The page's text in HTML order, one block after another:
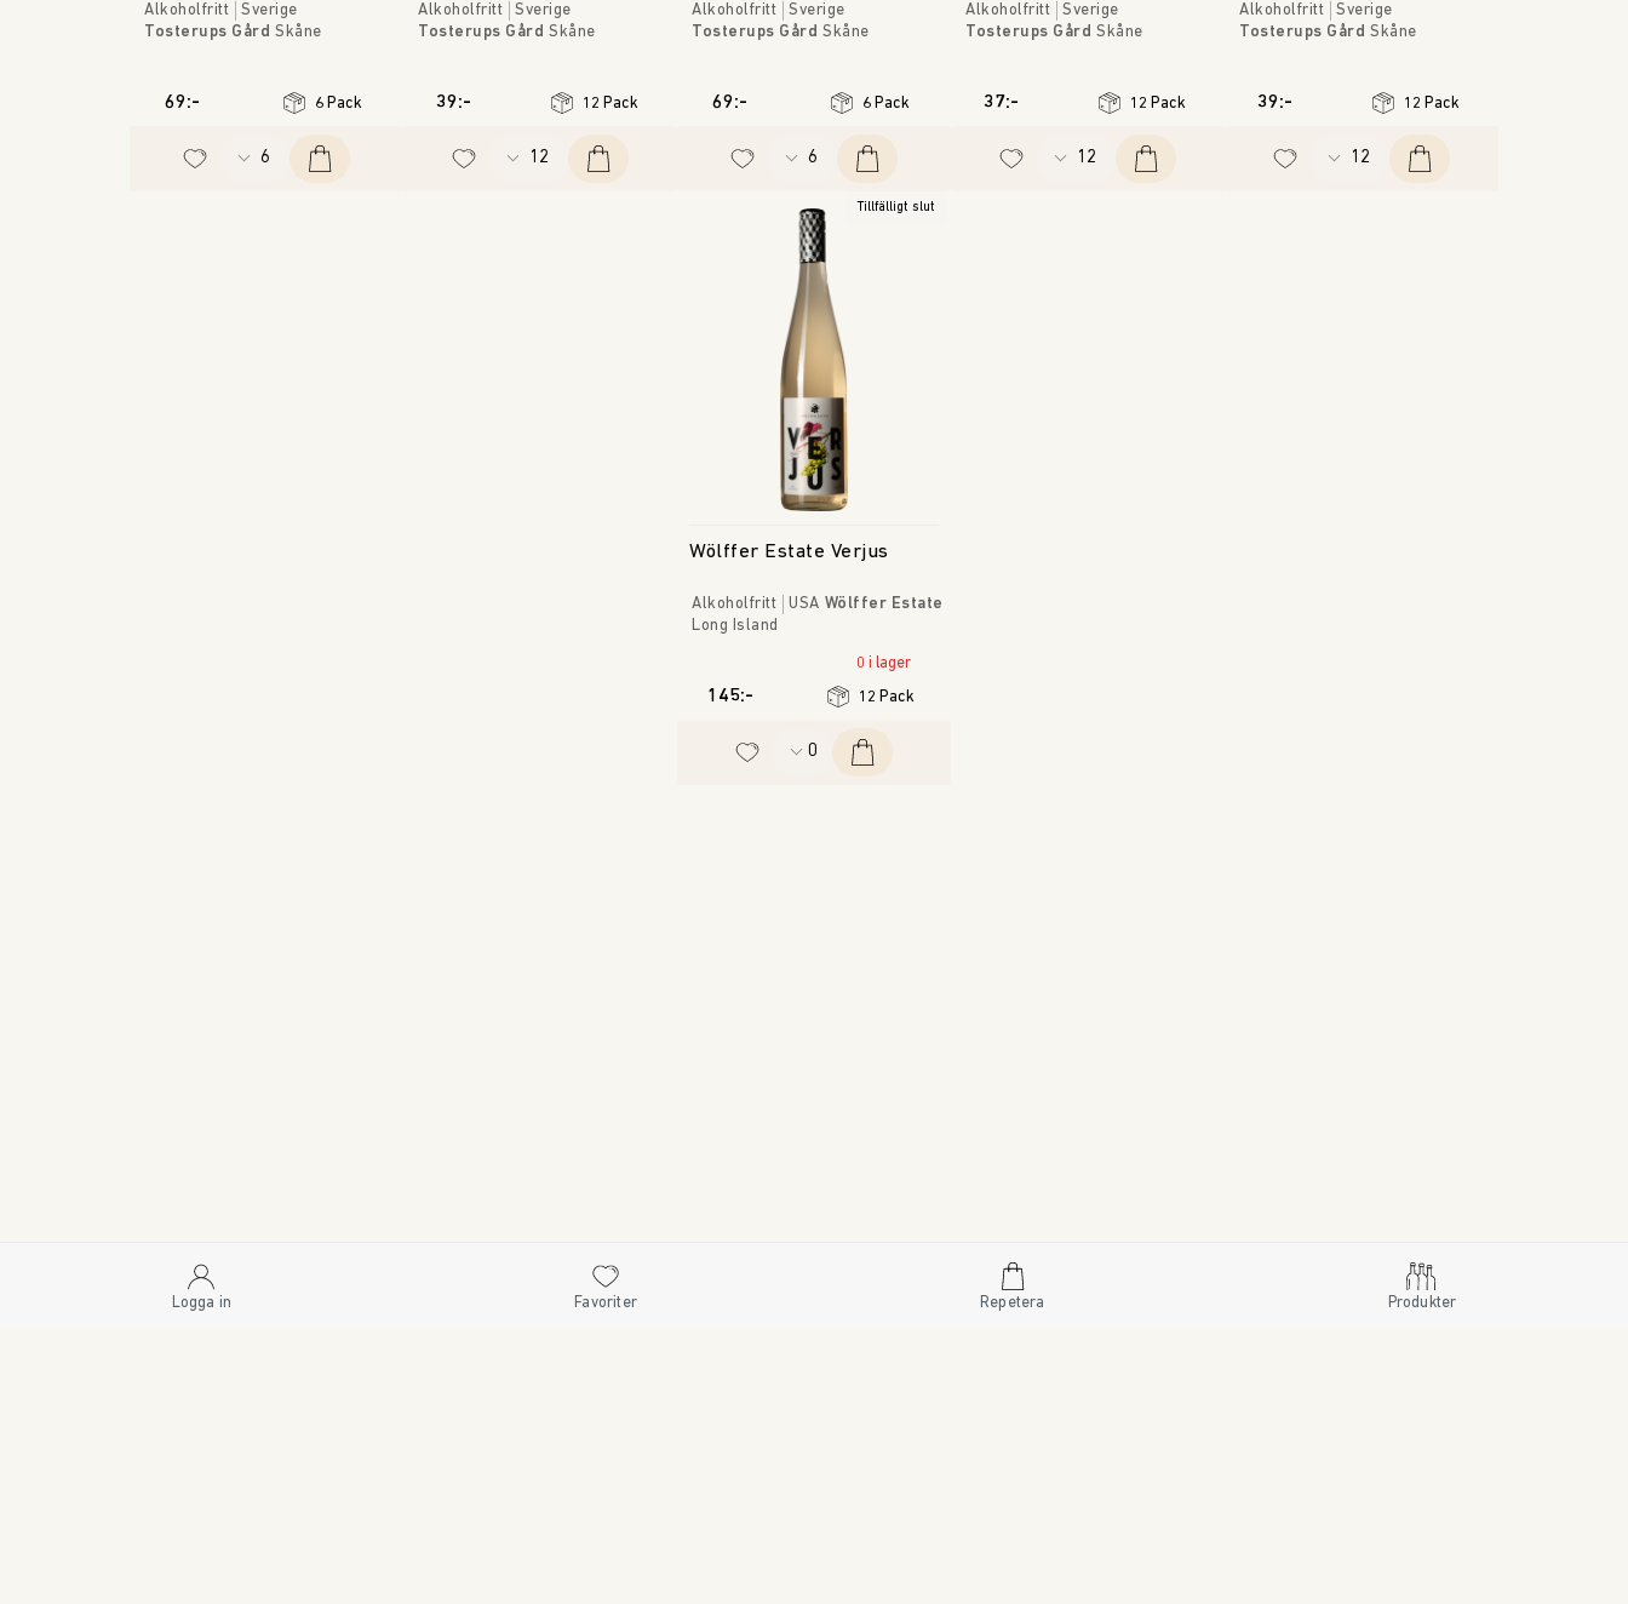
Alkoholfritt
Sverige
Tosterups Gård Skåne
69:- 6 Pack
Alkoholfritt
Sverige
Tosterups Gård Skåne
39:- 12 Pack
Alkoholfritt
Sverige
Tosterups Gård Skåne
69:- 6 Pack
Alkoholfritt
Sverige
Tosterups Gård Skåne
37:- 12 Pack
Alkoholfritt
Sverige
Tosterups Gård Skåne
39:- 12 Pack
Tillfälligt slut
Wölffer Estate Verjus
Alkoholfritt USA Wölffer Estate
Long Island
0 i lager
145:- 12 Pack
Logga in Favoriter Repetera Produkter